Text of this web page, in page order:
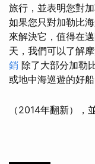
旅行，並表明您對
如果您只對加勒比
來解決它，值得在
天，我們可以了解
銷 除了大部分加勒
或地中海巡遊的好船
（2014年翻新），